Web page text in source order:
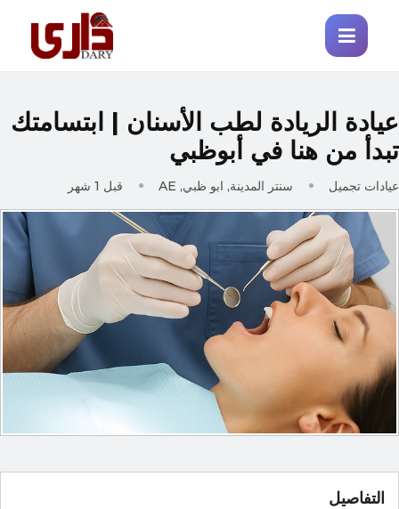
الريادة لطب الأسنان | ابتسامتك
من هنا في أبوظبي
تجميل سنتر المدينة, ابو ظبي, AE قبل 1 شهر
التفاصيل